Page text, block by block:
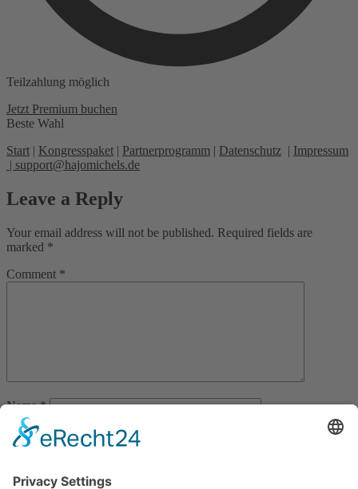
Teilzahlung möglich
Jetzt Premium buchen
Beste Wahl
Start | Kongresspaket | Partnerprogramm | Datenschutz | Impressum
| support@hajomichels.de
Leave a Reply
Your email address will not be published. Required fields are
marked *
Comment *
Name*
Email*